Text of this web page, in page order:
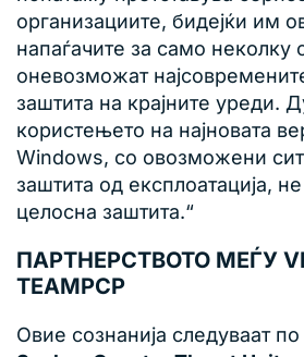
организациите, бидејќи им
напаѓачите за само неколку
оневозможат
заштита на крајните уреди.
користењето на најновата
Windows, со овозможени
заштита од експлоатација,
целосна заштита.“
ПАРТНЕРСТВОТО МЕЃУ
TEAMPCP
Овие сознанија следуваат по